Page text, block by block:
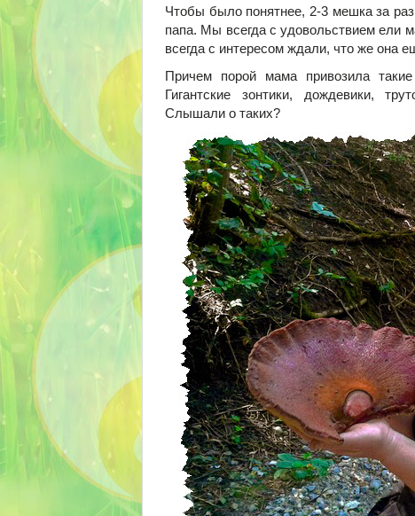
Чтобы было понятнее, 2-3 мешка за
папа. Мы всегда с удовольствием ели
всегда с интересом ждали, что же она
Причем порой мама привозила
Гигантские зонтики, дождевики,
Слышали о таких?